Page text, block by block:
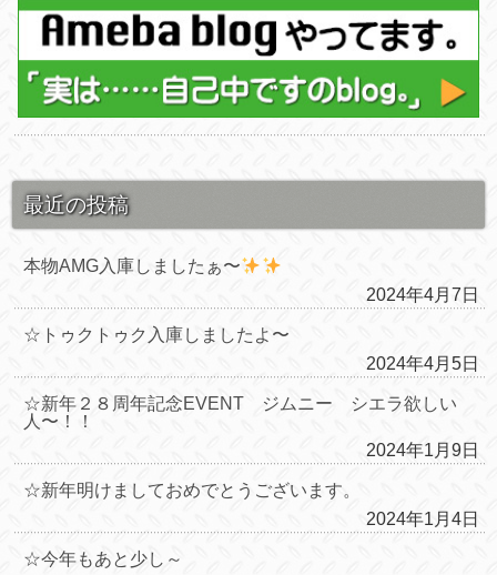
最近の投稿
本物AMG入庫しましたぁ〜
2024年4月7日
☆トゥクトゥク入庫しましたよ〜
2024年4月5日
☆新年２８周年記念EVENT ジムニー シエラ欲しい
人〜！！
2024年1月9日
☆新年明けましておめでとうございます。
2024年1月4日
☆今年もあと少し～